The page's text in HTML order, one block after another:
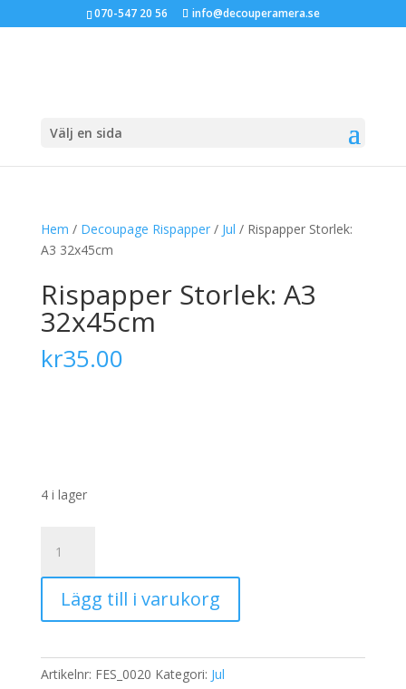
070-547 20 56 info@decouperamera.se
Välj en sida
Hem / Decoupage Rispapper/ Jul / Rispapper Storlek:
A3 32x45cm
Rispapper Storlek: A3
32x45cm
kr35.00
4 i lager
Storlek:
A3
32x45cm
mängd
Lägg till i varukorg
Artikelnr: FES_0020 Kategori: Jul